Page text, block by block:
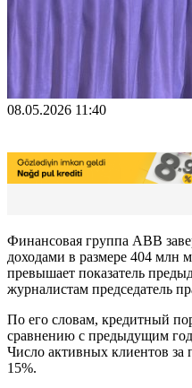
08.05.2026 11:40
Финансовая группа ABB
доходами в размере 404 млн
превышает показатель
журналистам председатель
По его словам, кредитный
сравнению с предыдущим
Число активных клиентов за
15%.